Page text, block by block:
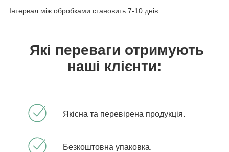
Інтервал між обробками становить 7-10 днів.
Які переваги отримують
наші клієнти:
Якісна та перевірена продукція.
Безкоштовна упаковка.